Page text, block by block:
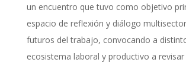
un encuentro que tuvo como objetivo
espacio de reflexión y diálogo
futuros del trabajo, convocando a
ecosistema laboral y productivo a revisar